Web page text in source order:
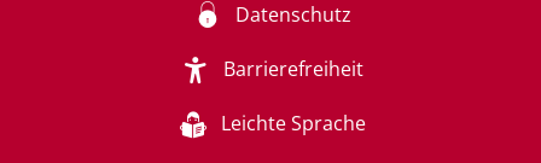
Datenschutz
Barrierefreiheit
Leichte Sprache